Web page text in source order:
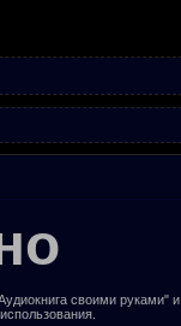
своими руками" и